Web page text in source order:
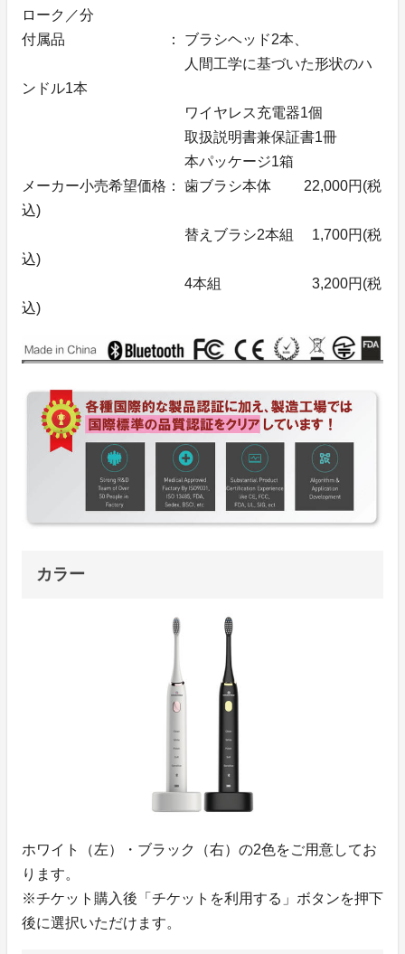
ローク／分
付属品 ： ブラシヘッド2本、
人間工学に基づいた形状のハ
ンドル1本
ワイヤレス充電器1個
取扱説明書兼保証書1冊
本パッケージ1箱
メーカー小売希望価格： 歯ブラシ本体 22,000円(税
込)
替えブラシ2本組 1,700円(税
込)
4本組 3,200円(税
込)
カラー
ホワイト（左）・ブラック（右）の2色をご用意してお
ります。
※チケット購入後「チケットを利用する」ボタンを押下
後に選択いただけます。